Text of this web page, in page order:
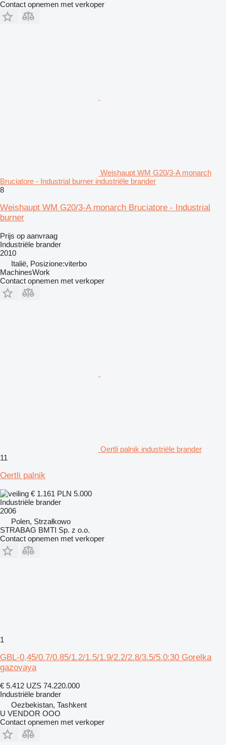
Contact opnemen met verkoper
Weishaupt WM G20/3-A monarch
Bruciatore - Industrial burner industriële brander
8
Weishaupt WM G20/3-A monarch Bruciatore - Industrial
burner
Prijs op aanvraag
Industriële brander
2010
Italië, Posizione:viterbo
MachinesWork
Contact opnemen met verkoper
Oertli palnik industriële brander
11
Oertli palnik
€ 1.161 PLN 5.000
Industriële brander
2006
Polen, Strzałkowo
STRABAG BMTI Sp. z o.o.
Contact opnemen met verkoper
1
GBL-0,45/0.7/0.85/1.2/1.5/1.9/2.2/2.8/3.5/5.0:30 Gorelka
gazovaya
€ 5.412 UZS 74.220.000
Industriële brander
Oezbekistan, Tashkent
U VENDOR OOO
Contact opnemen met verkoper